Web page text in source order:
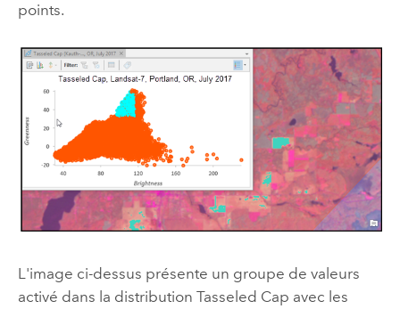
points.
L'image ci-dessus présente un groupe de valeurs
activé dans la distribution Tasseled Cap avec les